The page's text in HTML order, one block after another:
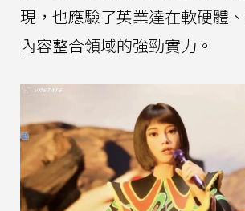
現，也應驗了英業達在軟硬體
內容整合領域的強勁實力。